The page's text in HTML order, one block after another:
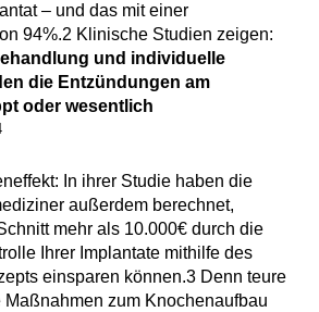
– und das mit einer
94%.2 Klinische Studien zeigen:
und individuelle
die Entzündungen am
oder wesentlich
In ihrer Studie haben die
außerdem berechnet,
mehr als 10.000€ durch die
Ihrer Implantate mithilfe des
einsparen können.3 Denn teure
Maßnahmen zum Knochenaufbau